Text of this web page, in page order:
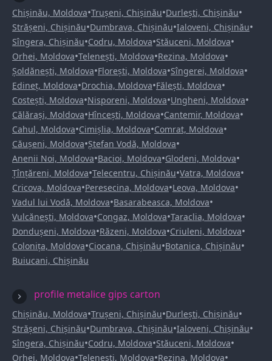
Chișinău, Moldova•Trușeni, Chișinău•Durlești, Chișinău•
Strășeni, Chișinău•Dumbrava, Chișinău•Ialoveni, Chișinău•
Sîngera, Chișinău•Codru, Moldova•Stăuceni, Moldova•
Orhei, Moldova•Telenești, Moldova•Rezina, Moldova•
Șoldănești, Moldova•Florești, Moldova•Sîngerei, Moldova•
Edineț, Moldova•Drochia, Moldova•Fălești, Moldova•
Costești, Moldova•Nisporeni, Moldova•Ungheni, Moldova•
Călărași, Moldova•Hîncești, Moldova•Cantemir, Moldova•
Cahul, Moldova•Cimișlia, Moldova•Comrat, Moldova•
Căușeni, Moldova•Ștefan Vodă, Moldova•
Anenii Noi, Moldova•Bacioi, Moldova•Glodeni, Moldova•
Țînțăreni, Moldova•Telecentru, Chișinău•Vatra, Moldova•
Cricova, Moldova•Peresecina, Moldova•Leova, Moldova•
Vadul lui Vodă, Moldova•Basarabeasca, Moldova•
Vulcănești, Moldova•Congaz, Moldova•Taraclia, Moldova•
Dondușeni, Moldova•Răzeni, Moldova•Criuleni, Moldova•
Colonița, Moldova•Ciocana, Chișinău•Botanica, Chișinău•
Buiucani, Chișinău
profile metalice gips carton
Chișinău, Moldova•Trușeni, Chișinău•Durlești, Chișinău•
Strășeni, Chișinău•Dumbrava, Chișinău•Ialoveni, Chișinău•
Sîngera, Chișinău•Codru, Moldova•Stăuceni, Moldova•
Orhei, Moldova•Telenești, Moldova•Rezina, Moldova•